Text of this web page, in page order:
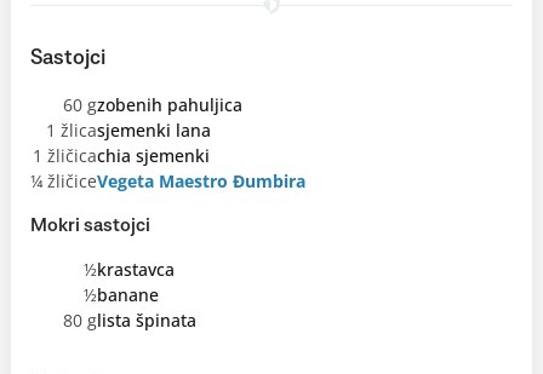
Sastojci
60 gzobenih pahuljica
1 žlicasjemenki lana
1 žličicachia sjemenki
¼ žličiceVegeta Maestro Đumbira
Mokri sastojci
½krastavca
½banane
80 glista špinata